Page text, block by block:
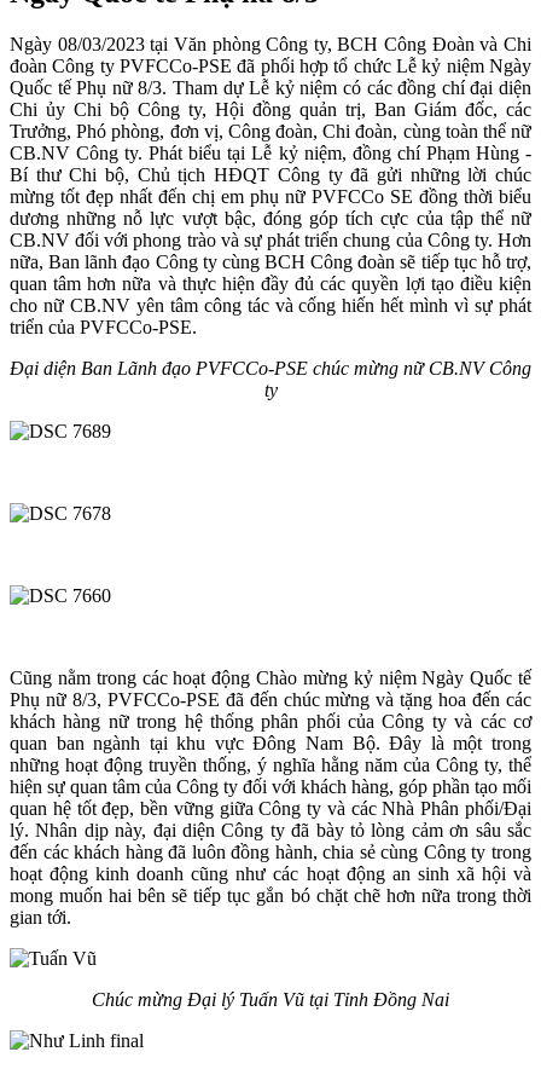
Ngày 08/03/2023 tại Văn phòng Công ty, BCH Công Đoàn và Chi
đoàn Công ty PVFCCo-PSE đã phối hợp tổ chức Lễ kỷ niệm Ngày
Quốc tế Phụ nữ 8/3. Tham dự Lễ kỷ niệm có các đồng chí đại diện
Chi ủy Chi bộ Công ty, Hội đồng quản trị, Ban Giám đốc, các
Trưởng, Phó phòng, đơn vị, Công đoàn, Chi đoàn, cùng toàn thể nữ
CB.NV Công ty. Phát biểu tại Lễ kỷ niệm, đồng chí Phạm Hùng -
Bí thư Chi bộ, Chủ tịch HĐQT Công ty đã gửi những lời chúc
mừng tốt đẹp nhất đến chị em phụ nữ PVFCCo SE đồng thời biểu
dương những nỗ lực vượt bậc, đóng góp tích cực của tập thể nữ
CB.NV đối với phong trào và sự phát triển chung của Công ty. Hơn
nữa, Ban lãnh đạo Công ty cùng BCH Công đoàn sẽ tiếp tục hỗ trợ,
quan tâm hơn nữa và thực hiện đầy đủ các quyền lợi tạo điều kiện
cho nữ CB.NV yên tâm công tác và cống hiến hết mình vì sự phát
triển của PVFCCo-PSE.
Đại diện Ban Lãnh đạo PVFCCo-PSE chúc mừng nữ CB.NV Công
ty
Cũng nằm trong các hoạt động Chào mừng kỷ niệm Ngày Quốc tế
Phụ nữ 8/3, PVFCCo-PSE đã đến chúc mừng và tặng hoa đến các
khách hàng nữ trong hệ thống phân phối của Công ty và các cơ
quan ban ngành tại khu vực Đông Nam Bộ. Đây là một trong
những hoạt động truyền thống, ý nghĩa hằng năm của Công ty, thể
hiện sự quan tâm của Công ty đối với khách hàng, góp phần tạo mối
quan hệ tốt đẹp, bền vững giữa Công ty và các Nhà Phân phối/Đại
lý. Nhân dịp này, đại diện Công ty đã bày tỏ lòng cảm ơn sâu sắc
đến các khách hàng đã luôn đồng hành, chia sẻ cùng Công ty trong
hoạt động kinh doanh cũng như các hoạt động an sinh xã hội và
mong muốn hai bên sẽ tiếp tục gắn bó chặt chẽ hơn nữa trong thời
gian tới.
Chúc mừng Đại lý Tuấn Vũ tại Tỉnh Đồng Nai